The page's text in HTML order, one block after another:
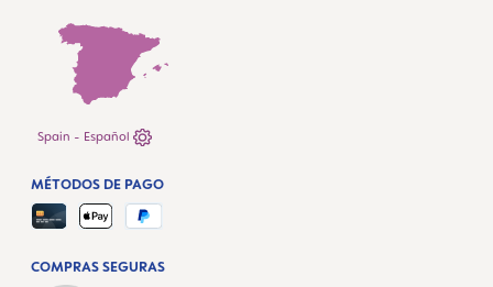
Spain - Español
COMPRAS SEGURAS
MÉTODOS DE PAGO